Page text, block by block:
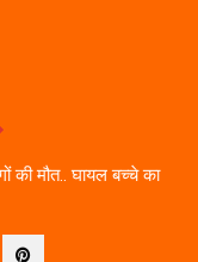
की मौत.. घायल बच्चे का